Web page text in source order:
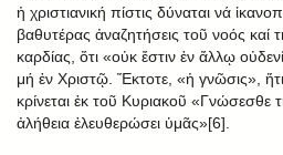
ἡ χριστιανική πίστις δύναται νά
βαθυτέρας ἀναζητήσεις τοῦ νοός καί
καρδίας, ὅτι «οὐκ ἔστιν ἐν ἄλλῳ
μή ἐν Χριστῷ. Ἔκτοτε, «ἡ γνῶσις»,
κρίνεται ἐκ τοῦ Κυριακοῦ «Γνώσεσθε
ἀλήθεια ἐλευθερώσει ὑμᾶς»[6].